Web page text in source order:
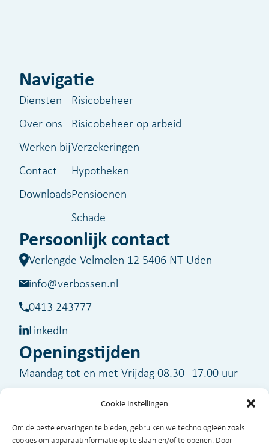
Cookie instellingen
Om de beste ervaringen te bieden, gebruiken we technologieën zoals
cookies om apparaatinformatie op te slaan en/of te openen. Door
Navigatie
Diensten
Over ons
Werken bij
Contact
Downloads
Risicobeheer
Risicobeheer op arbeid
Verzekeringen
Hypotheken
Pensioenen
Schade
Persoonlijk contact
Verlengde Velmolen 12 5406 NT Uden
info@verbossen.nl
0413 243777
LinkedIn
Openingstijden
Maandag tot en met Vrijdag 08.30 - 17.00 uur
Buiten kantooruren zijn wij voor spoedgevallen
bereikbaar op telefoonnummer06-51329320